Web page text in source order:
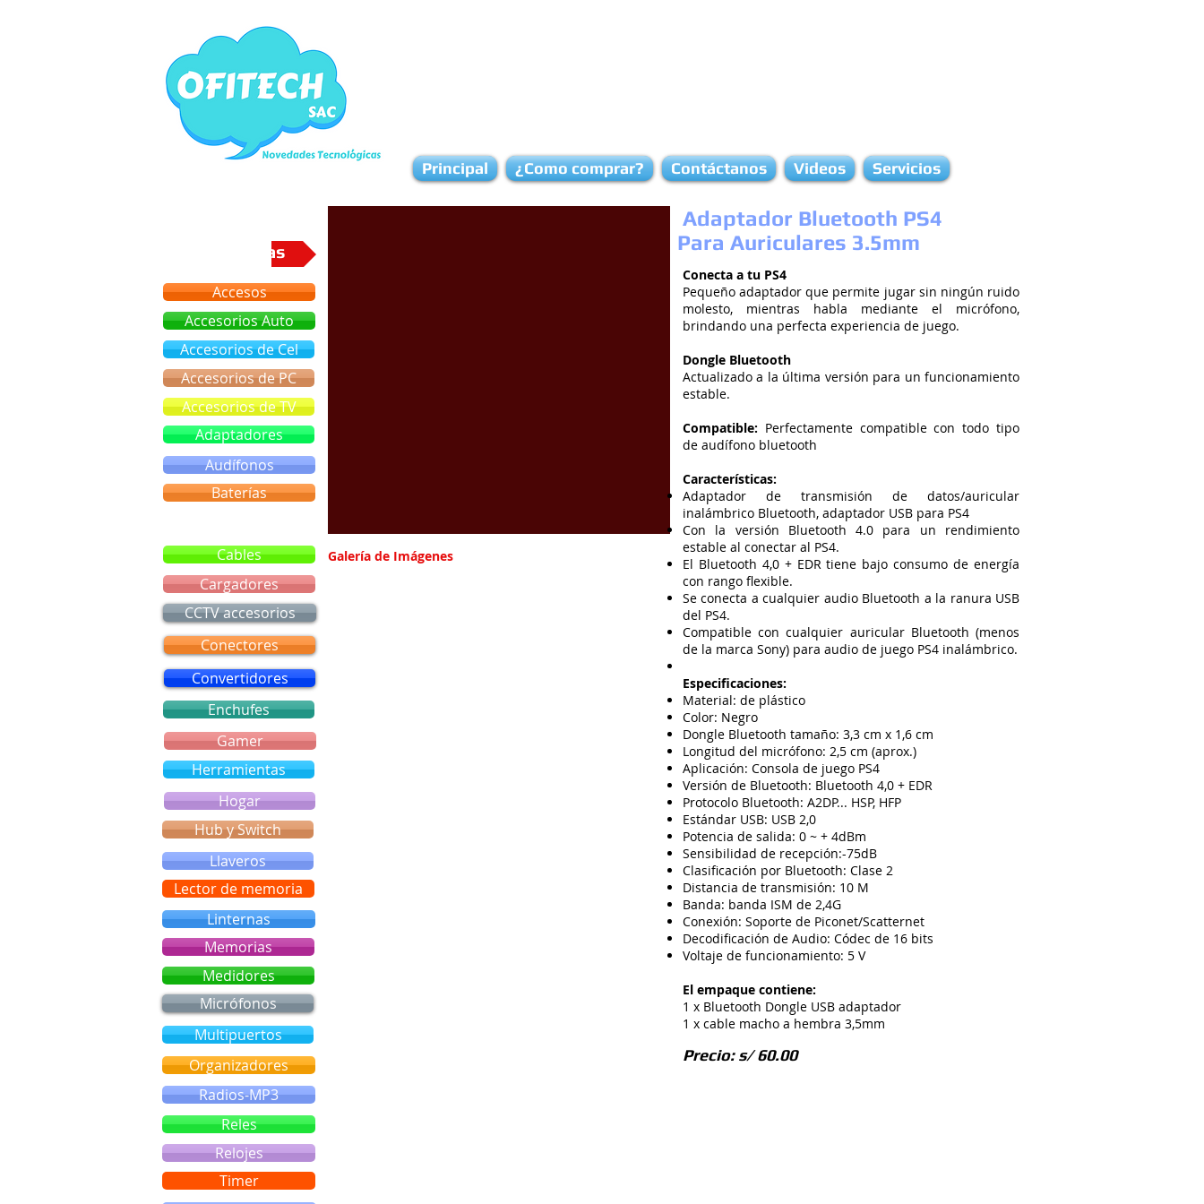
Galería de Imágenes
Adaptador Bluetooth PS4
Para Auriculares 3.5mm
Conecta a tu PS4
Pequeño adaptador que permite jugar sin ningún ruido
molesto, mientras habla mediante el micrófono,
brindando una perfecta experiencia de juego.
Dongle Bluetooth
Actualizado a la última versión para un funcionamiento
estable.
Compatible: Perfectamente compatible con todo tipo
de audífono bluetooth
Características:
Adaptador de transmisión de datos/auricular
inalámbrico Bluetooth, adaptador USB para PS4
Con la versión Bluetooth 4.0 para un rendimiento
estable al conectar al PS4.
El Bluetooth 4,0 + EDR tiene bajo consumo de energía
con rango flexible.
Se conecta a cualquier audio Bluetooth a la ranura USB
del PS4.
Compatible con cualquier auricular Bluetooth (menos
de la marca Sony) para audio de juego PS4 inalámbrico.
Especificaciones:
Material: de plástico
Color: Negro
Dongle Bluetooth tamaño: 3,3 cm x 1,6 cm
Longitud del micrófono: 2,5 cm (aprox.)
Aplicación: Consola de juego PS4
Versión de Bluetooth: Bluetooth 4,0 + EDR
Protocolo Bluetooth: A2DP... HSP, HFP
Estándar USB: USB 2,0
Potencia de salida: 0 ~ + 4dBm
Sensibilidad de recepción:-75dB
Clasificación por Bluetooth: Clase 2
Distancia de transmisión: 10 M
Banda: banda ISM de 2,4G
Conexión: Soporte de Piconet/Scatternet
Decodificación de Audio: Códec de 16 bits
Voltaje de funcionamiento: 5 V
El empaque contiene:
1 x Bluetooth Dongle USB adaptador
1 x cable macho a hembra 3,5mm
Precio: s/ 60.00
Categorias
Accesorios de PC
Accesorios de TV
Audífonos
Cables
Adaptadores
Accesorios de Cel
Baterías
Cargadores
Accesorios Auto
Accesos
Principal ¿Como comprar? Contáctanos Videos Servicios
Convertidores
CCTV accesorios
Enchufes
Conectores
Gamer
Herramientas
Hogar
Hub y Switch
Llaveros
Lector de memoria
Linternas
Memorias
Medidores
Micrófonos
Multipuertos
Organizadores
Radios-MP3
Reles
Relojes
Timer